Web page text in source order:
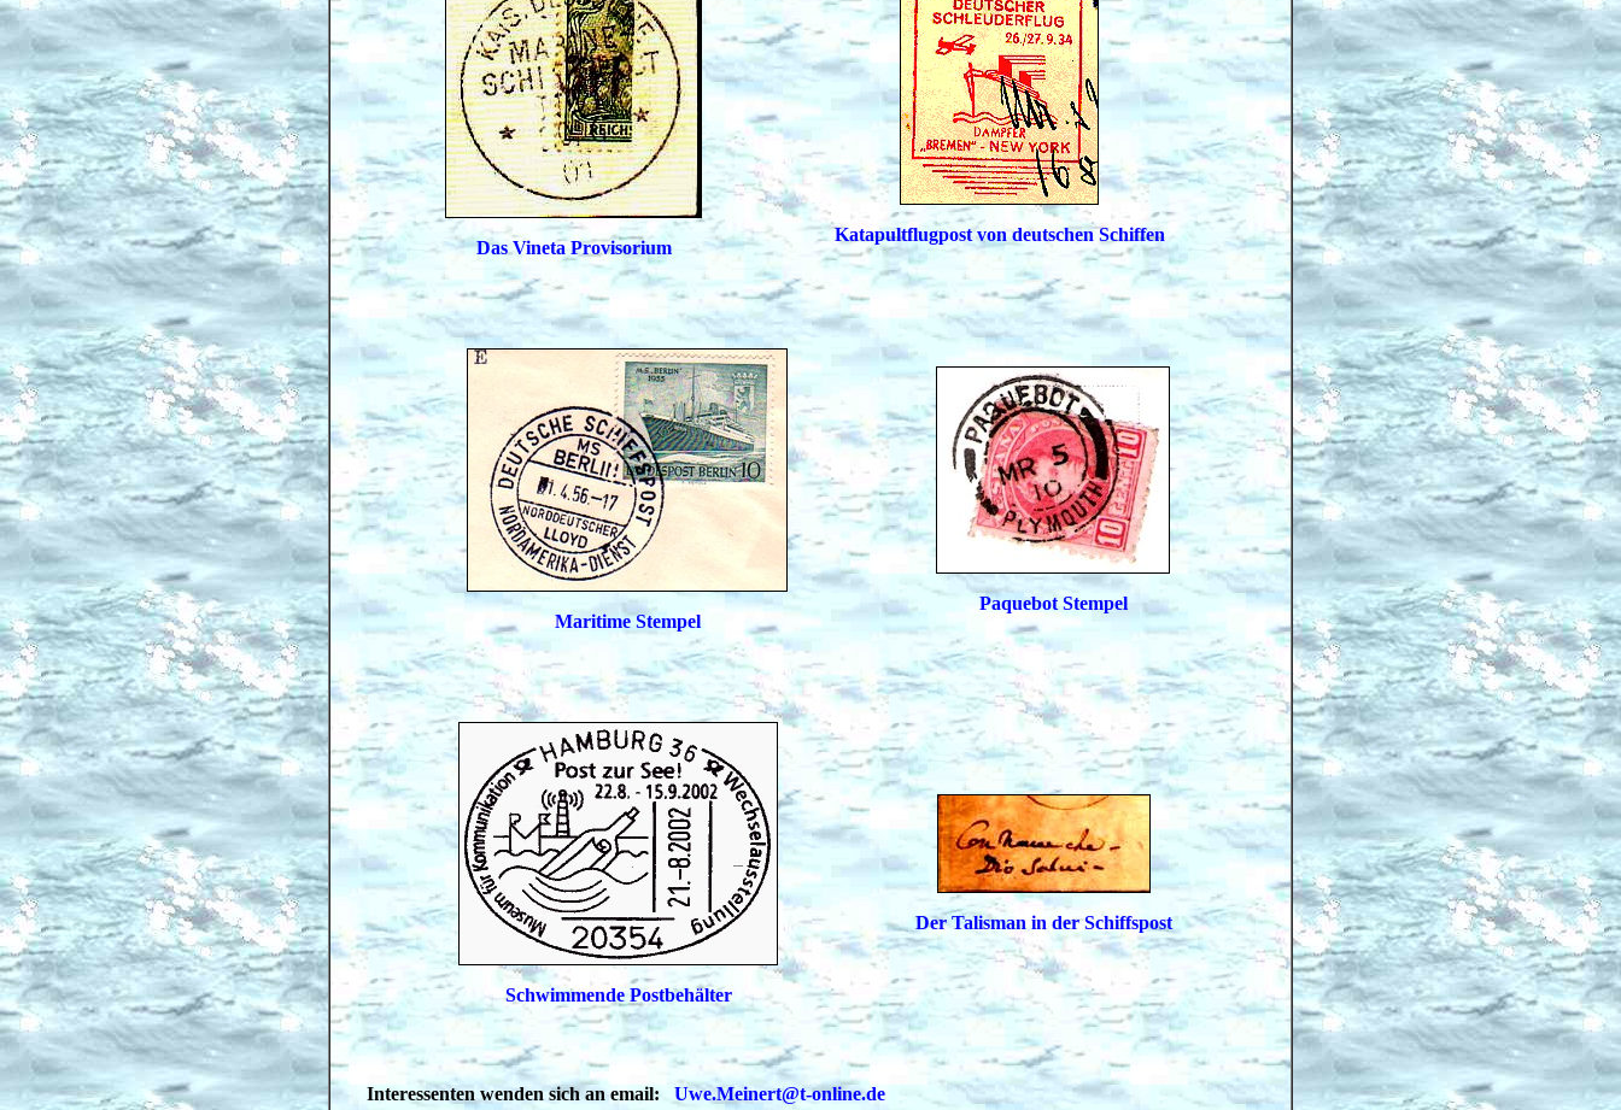
Das Vineta Provisorium
Katapultflugpost von deutschen Schiffen
Maritime Stempel
Paquebot Stempel
Schwimmende Postbehälter
Der Talisman in der Schiffspost
Interessenten wenden sich an email: Uwe.Meinert@t-online.de